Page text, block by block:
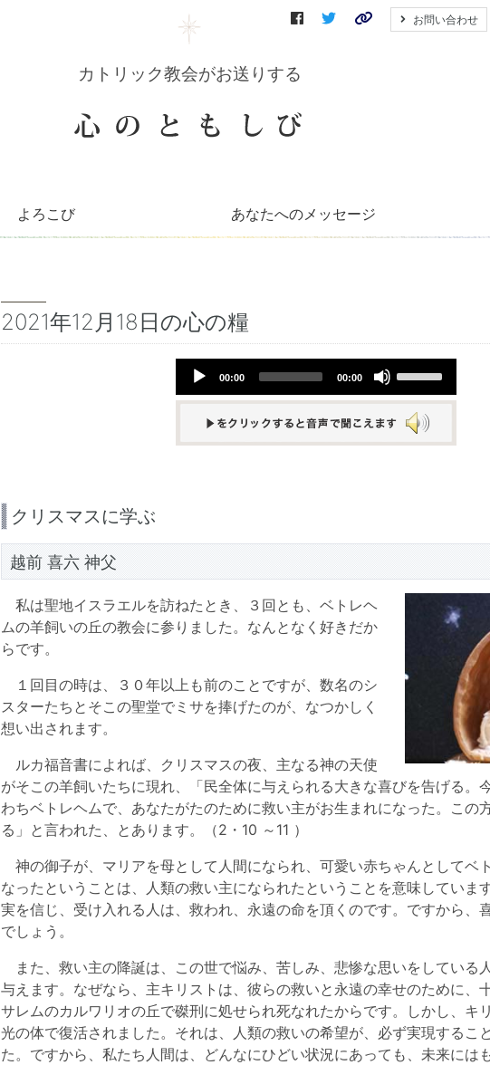
カトリック教会がお送りする
お問い合わせ
よろこび あなたへのメッセージ
2021年12月18日の心の糧
Audio
00:00 00:00
Arrow
keys
volume.
クリスマスに学ぶ
越前 喜六 神父
私は聖地イスラエルを訪ねたとき、３回とも、ベトレヘ
ムの羊飼いの丘の教会に参りました。なんとなく好きだか
らです。
１回目の時は、３０年以上も前のことですが、数名のシ
スターたちとそこの聖堂でミサを捧げたのが、なつかしく
想い出されます。
ルカ福音書によれば、クリスマスの夜、主なる神の天使
がそこの羊飼いたちに現れ、「民全体に与えられる大きな喜びを告げる。
わちベトレヘムで、あなたがたのために救い主がお生まれになった。この
る」と言われた、とあります。（2・10 ～11 ）
神の御子が、マリアを母として人間になられ、可愛い赤ちゃんとしてベ
なったということは、人類の救い主になられたということを意味していま
実を信じ、受け入れる人は、救われ、永遠の命を頂くのです。ですから、
でしょう。
また、救い主の降誕は、この世で悩み、苦しみ、悲惨な思いをしている
与えます。なぜなら、主キリストは、彼らの救いと永遠の幸せのために、
サレムのカルワリオの丘で磔刑に処せられ死なれたからです。しかし、キ
光の体で復活されました。それは、人類の救いの希望が、必ず実現するこ
た。ですから、私たち人間は、どんなにひどい状況にあっても、未来には